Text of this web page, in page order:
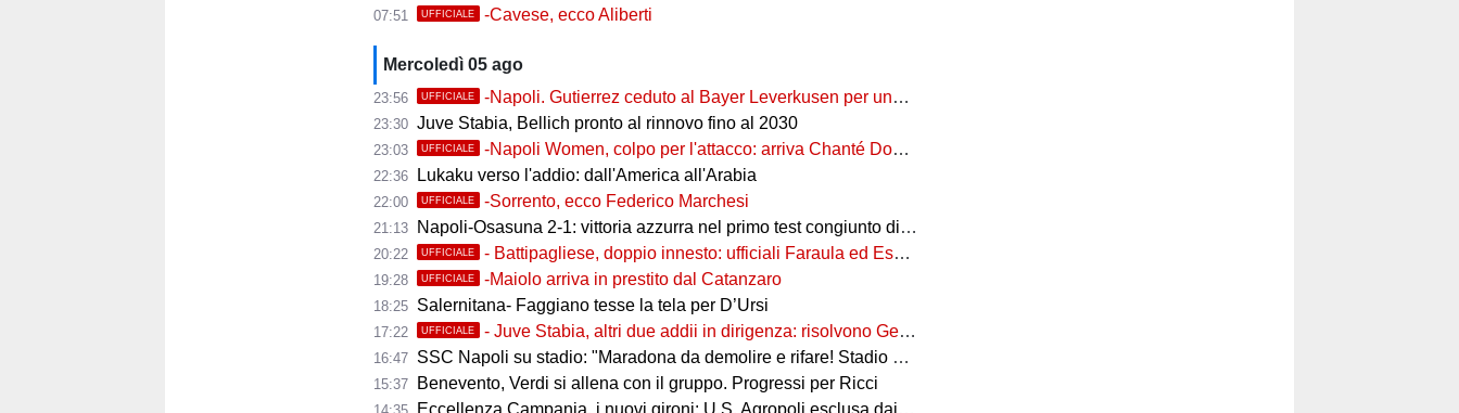
07:51 UFFICIALE -Cavese, ecco Aliberti
Mercoledì 05 ago
23:56 UFFICIALE -Napoli. Gutierrez ceduto al Bayer Leverkusen per una cifra record
23:30 Juve Stabia, Bellich pronto al rinnovo fino al 2030
23:03 UFFICIALE -Napoli Women, colpo per l'attacco: arriva Chanté Dompig
22:36 Lukaku verso l'addio: dall'America all'Arabia
22:00 UFFICIALE -Sorrento, ecco Federico Marchesi
21:13 Napoli-Osasuna 2-1: vittoria azzurra nel primo test congiunto di Castel di Sangro
20:22 UFFICIALE - Battipagliese, doppio innesto: ufficiali Faraula ed Esposito
19:28 UFFICIALE -Maiolo arriva in prestito dal Catanzaro
18:25 Salernitana- Faggiano tesse la tela per D’Ursi
17:22 UFFICIALE - Juve Stabia, altri due addii in dirigenza: risolvono Gerbo e Zanardini
16:47 SSC Napoli su stadio: "Maradona da demolire e rifare! Stadio nuovo in ex area Q8"
15:37 Benevento, Verdi si allena con il gruppo. Progressi per Ricci